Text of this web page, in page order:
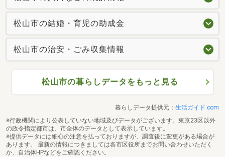
松山市の結婚・育児の助成金
松山市の治安・ごみ収集情報
松山市の暮らしデータをもっと見る
暮らしデータ提供元： 生活ガイド.com
※行政機関により公表していない地域及びデータがございます。東京23区以外
の政令指定都市は、市全体のデータとして表示しています。
※提供データには細心の注意を払っておりますが、調査後に変更がある場合が
あります。 最新の情報につきましては各市区役所までお問い合わせいただく
か、自治体HPなどをご確認ください。